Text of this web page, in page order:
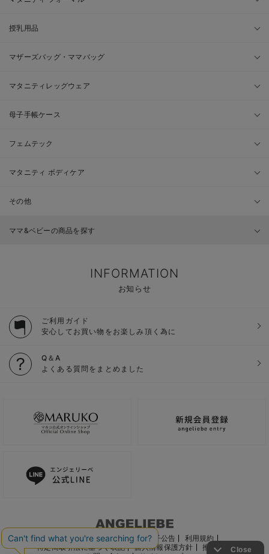
授乳用品
マザーズバッグ・ママバッグ
マタニティレッグウェア
母子手帳ケース
フェムテック
マタニティ ボディケア
その他
ママ&ベビーの商品を探す
INFORMATION
お知らせ
ご利用ガイド
安心してお買い物をお楽しみ頂く為に
Q＆A
よくある質問をまとめました
ご利用ガイド 会社概要 電子公告
利用規約
特定商取引法に基づく表記
個人情報保護方針
推奨環境